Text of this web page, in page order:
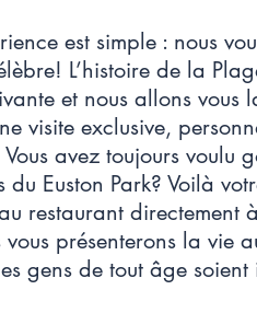
est simple : nous
L’histoire de la
et nous allons vous
visite exclusive,
avez toujours voulu
Euston Park? Voilà
restaurant directement
présenterons la vie
gens de tout âge soient